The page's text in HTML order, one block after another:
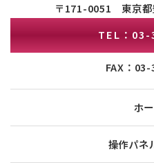
〒171-0051 東京都
TEL：
FAX：
ホ
操作パネ